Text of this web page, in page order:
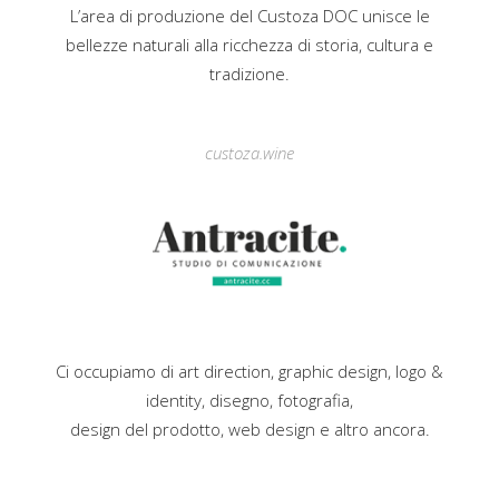
L’area di produzione del Custoza DOC unisce le
bellezze naturali alla ricchezza di storia, cultura e
tradizione.
custoza.wine
Ci occupiamo di art direction, graphic design, logo &
identity, disegno, fotografia,
design del prodotto, web design e altro ancora.